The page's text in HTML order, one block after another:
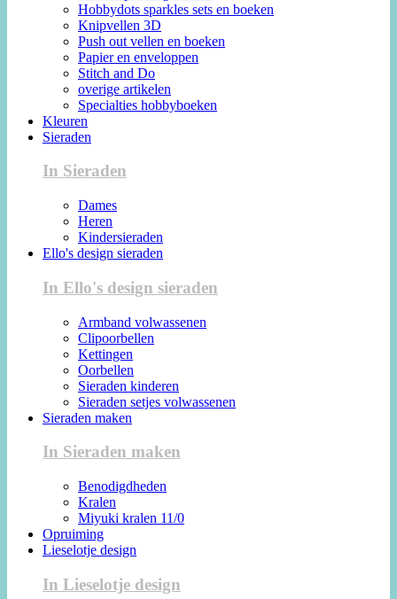
Hobbydots sparkles sets en boeken
Knipvellen 3D
Push out vellen en boeken
Papier en enveloppen
Stitch and Do
overige artikelen
Specialties hobbyboeken
Kleuren
Sieraden
In Sieraden
Dames
Heren
Kindersieraden
Ello's design sieraden
In Ello's design sieraden
Armband volwassenen
Clipoorbellen
Kettingen
Oorbellen
Sieraden kinderen
Sieraden setjes volwassenen
Sieraden maken
In Sieraden maken
Benodigdheden
Kralen
Miyuki kralen 11/0
Opruiming
Lieselotje design
In Lieselotje design